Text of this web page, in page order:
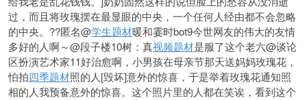
过，而且将玫瑰摆在最显眼的中央，一个任何人经由都不会忽略
的中央。??匿名@学生题材暖和霎时bot9今世网友的伟大的友情
多好的人啊～@段子楼10树：真视频题材是服了这个老六@谈论
区扮演艺术家11好治愈啊，小男孩在母亲节那天送妈妈玫瑰花，
怕拍四季题材照的人[毁坏]意外的惊喜，于是举着玫瑰花通知照
相的人我预备意外的惊喜。这个照片里的人都在笑诶，看到这个